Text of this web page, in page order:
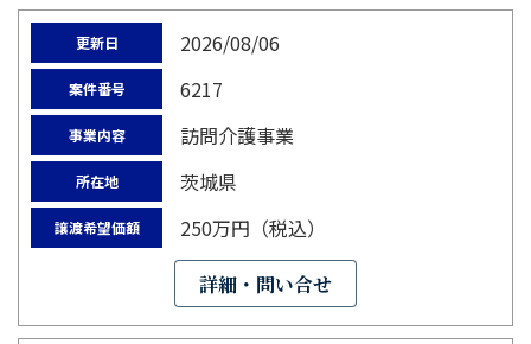
更新日 2026/08/06
案件番号 6217
事業内容 訪問介護事業
所在地 茨城県
譲渡希望価額 250万円（税込）
詳細・問い合せ